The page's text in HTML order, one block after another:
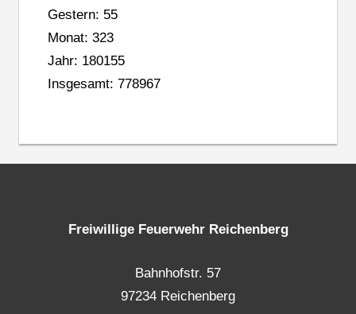
Gestern: 55
Monat: 323
Jahr: 180155
Insgesamt: 778967
Freiwillige Feuerwehr Reichenberg
Bahnhofstr. 57
97234 Reichenberg